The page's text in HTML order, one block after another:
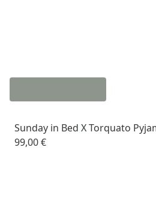
Sunday in Bed X Torquato
99,00 €